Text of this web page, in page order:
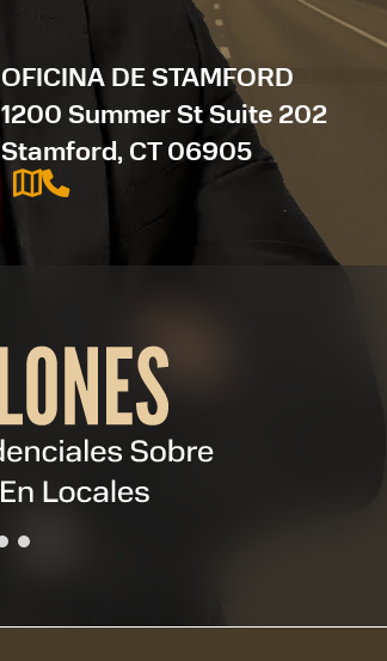
OFICINA DE STAMFORD
1200 Summer St Suite 202
Stamford, CT 06905